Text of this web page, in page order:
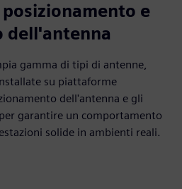
e
dell'antenna
gamma di tipi di antenne,
su piattaforme
dell'antenna e gli
garantire un comportamento
solide in ambienti reali.